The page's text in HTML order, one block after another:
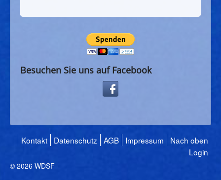
Besuchen Sie uns auf Facebook
Nach oben
Impressum
AGB
Datenschutz
Kontakt
Login
© 2026 WDSF